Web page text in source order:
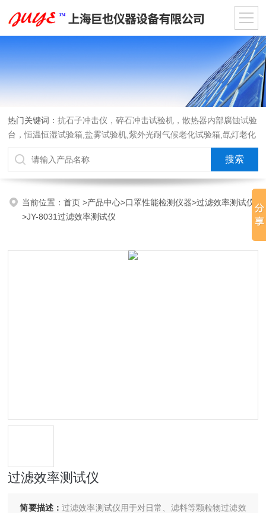
热门关键词：抗石子冲击仪，碎石冲击试验机，散热器内部腐蚀试验
台，恒温恒湿试验箱,盐雾试验机,紫外光耐气候老化试验箱,氙灯老化
试验箱，沙尘试验箱，淋雨试验箱，汽车内饰材料燃烧试验机
当前位置：首页>产品中心>口罩性能检测仪器>过滤效率测试仪
>JY-8031过滤效率测试仪
过滤效率测试仪
简要描述：过滤效率测试仪用于对日常、滤料等颗粒物过滤效